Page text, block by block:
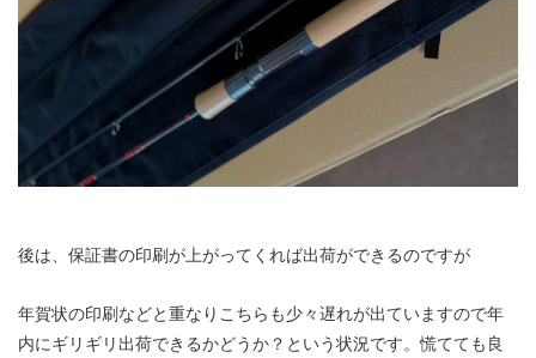
後は、保証書の印刷が上がってくれば出荷ができるのですが
年賀状の印刷などと重なりこちらも少々遅れが出ていますので年
内にギリギリ出荷できるかどうか？という状況です。慌てても良